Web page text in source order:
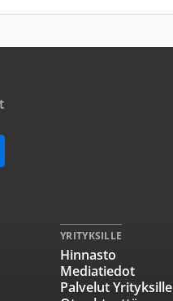
YRITYKSILLE
Hinnasto
Mediatiedot
Palvelut Yrityksille